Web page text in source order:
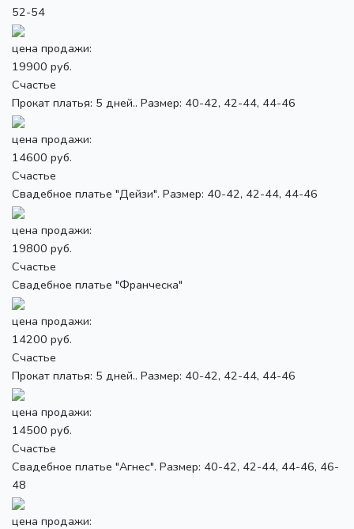
52-54
цена продажи:
19900 руб.
Счастье
Прокат платья: 5 дней.. Размер: 40-42, 42-44, 44-46
цена продажи:
14600 руб.
Счастье
Свадебное платье "Дейзи". Размер: 40-42, 42-44, 44-46
цена продажи:
19800 руб.
Счастье
Свадебное платье "Франческа"
цена продажи:
14200 руб.
Счастье
Прокат платья: 5 дней.. Размер: 40-42, 42-44, 44-46
цена продажи:
14500 руб.
Счастье
Свадебное платье "Агнес". Размер: 40-42, 42-44, 44-46, 46-
48
цена продажи: